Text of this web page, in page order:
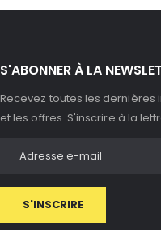
S'ABONNER À LA
Recevez toutes les dernières
et les offres. S'inscrire à la
S'INSCRIRE